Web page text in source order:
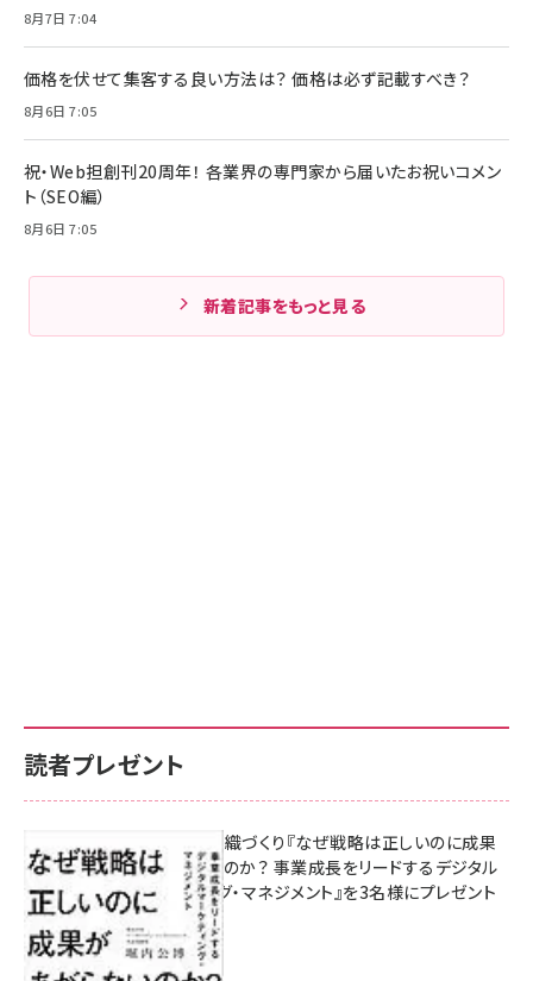
8月7日 7:04
価格を伏せて集客する良い方法は？ 価格は必ず記載すべき？
8月6日 7:05
祝・Web担創刊20周年！ 各業界の専門家から届いたお祝いコメン
ト（SEO編）
8月6日 7:05
新着記事をもっと見る
読者プレゼント
成果を生む組織づくり『なぜ戦略は正しいのに成果
があがらないのか？ 事業成長をリードするデジタル
マーケティング・マネジメント』を3名様にプレゼント
8月7日 10:00